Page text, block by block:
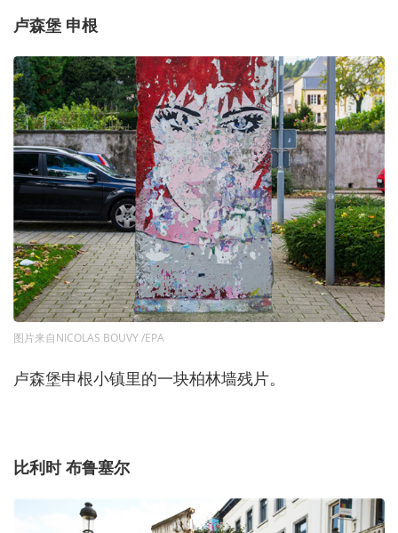
卢森堡 申根
图片来自NICOLAS BOUVY /EPA
卢森堡申根小镇里的一块柏林墙残片。
比利时 布鲁塞尔